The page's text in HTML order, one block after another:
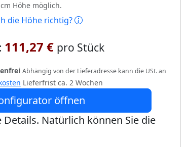
Höhe möglich.
die Höhe richtig?
111,27 € pro Stück
Abhängig von der Lieferadresse kann die USt. an
Lieferfrist ca. 2 Wochen
öffnen
Natürlich können Sie die